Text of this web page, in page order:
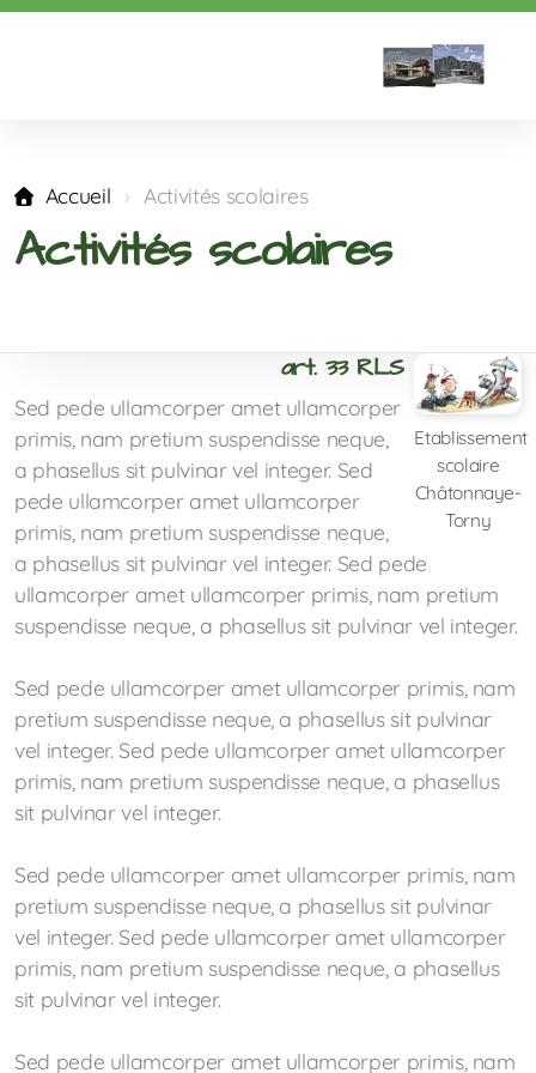
Accueil Activités scolaires
Activités scolaires
Etablissement
scolaire
Châtonnaye-
Torny
art. 33 RLS
Sed pede ullamcorper amet ullamcorper
primis, nam pretium suspendisse neque,
a phasellus sit pulvinar vel integer. Sed
pede ullamcorper amet ullamcorper
primis, nam pretium suspendisse neque,
a phasellus sit pulvinar vel integer. Sed pede
ullamcorper amet ullamcorper primis, nam pretium
suspendisse neque, a phasellus sit pulvinar vel integer.
Sed pede ullamcorper amet ullamcorper primis, nam
pretium suspendisse neque, a phasellus sit pulvinar
vel integer. Sed pede ullamcorper amet ullamcorper
primis, nam pretium suspendisse neque, a phasellus
sit pulvinar vel integer.
Sed pede ullamcorper amet ullamcorper primis, nam
pretium suspendisse neque, a phasellus sit pulvinar
vel integer. Sed pede ullamcorper amet ullamcorper
primis, nam pretium suspendisse neque, a phasellus
sit pulvinar vel integer.
Sed pede ullamcorper amet ullamcorper primis, nam
Horaire des classes
Horaire des transports
Vacances des années suivantes
Nous trouver
Accueil extrascolaire
Conseil des parents
Etre parents à l'heure du numérique
Devoirs surveillés
Organisations particulières